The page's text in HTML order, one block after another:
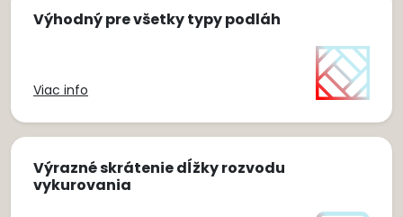
Výhodný pre všetky typy podláh
Viac info
Výrazné skrátenie dĺžky rozvodu
vykurovania